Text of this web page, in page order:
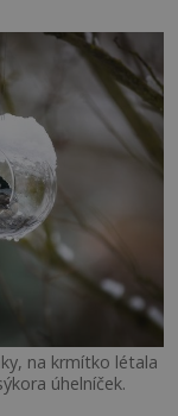
na krmítko létala
úhelníček.